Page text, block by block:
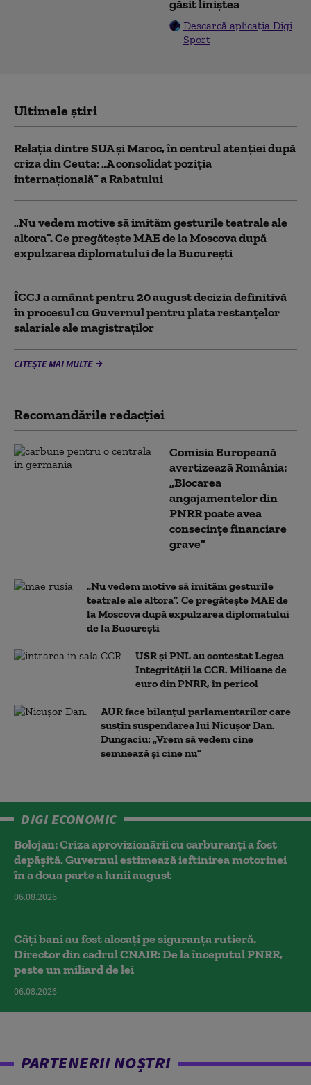
găsit liniștea
Descarcă aplicația Digi
Sport
Ultimele știri
Relația dintre SUA și Maroc, în centrul atenției după
criza din Ceuta: „A consolidat poziția
internațională” a Rabatului
„Nu vedem motive să imităm gesturile teatrale ale
altora”. Ce pregătește MAE de la Moscova după
expulzarea diplomatului de la București
ÎCCJ a amânat pentru 20 august decizia definitivă
în procesul cu Guvernul pentru plata restanțelor
salariale ale magistraților
CITEȘTE MAI MULTE
Recomandările redacţiei
Comisia Europeană
avertizează România:
„Blocarea
angajamentelor din
PNRR poate avea
consecințe financiare
grave”
„Nu vedem motive să imităm gesturile
teatrale ale altora”. Ce pregătește MAE de
la Moscova după expulzarea diplomatului
de la București
USR și PNL au contestat Legea
Integrității la CCR. Milioane de
euro din PNRR, în pericol
AUR face bilanțul parlamentarilor care
susțin suspendarea lui Nicușor Dan.
Dungaciu: „Vrem să vedem cine
semnează și cine nu”
DIGI ECONOMIC
Bolojan: Criza aprovizionării cu carburanți a fost
depășită. Guvernul estimează ieftinirea motorinei
în a doua parte a lunii august
06.08.2026
Câți bani au fost alocați pe siguranța rutieră.
Director din cadrul CNAIR: De la începutul PNRR,
peste un miliard de lei
06.08.2026
PARTENERII NOȘTRI